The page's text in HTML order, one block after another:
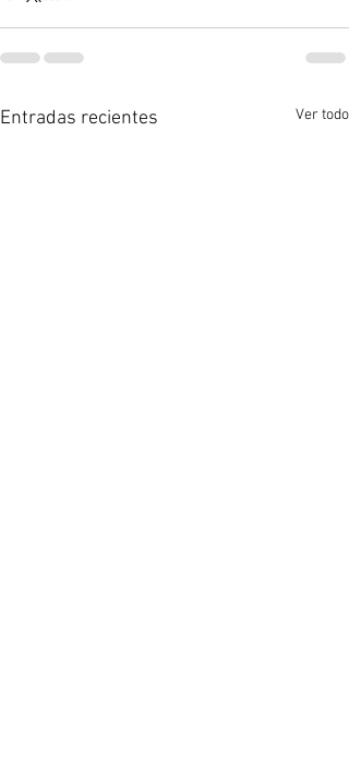
Entradas recientes Ver todo